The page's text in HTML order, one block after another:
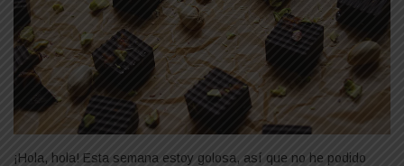
¡Hola, hola! Esta semana estoy golosa, así que no he podido